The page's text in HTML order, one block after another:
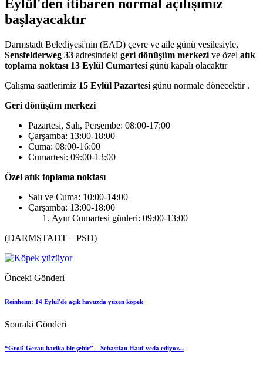
Eylül'den itibaren normal açılışımız
başlayacaktır
Darmstadt Belediyesi'nin (EAD) çevre ve aile günü vesilesiyle,
Sensfelderweg 33 adresindeki geri dönüşüm merkezi ve özel atık
toplama noktası 13 Eylül Cumartesi günü kapalı olacaktır
Çalışma saatlerimiz 15 Eylül Pazartesi günü normale dönecektir .
Geri dönüşüm merkezi
Pazartesi, Salı, Perşembe: 08:00-17:00
Çarşamba: 13:00-18:00
Cuma: 08:00-16:00
Cumartesi: 09:00-13:00
Özel atık toplama noktası
Salı ve Cuma: 10:00-14:00
Çarşamba: 13:00-18:00
Ayın Cumartesi günleri: 09:00-13:00
(DARMSTADT – PSD)
Önceki Gönderi
Reinheim: 14 Eylül'de açık havuzda yüzen köpek
Sonraki Gönderi
“Groß-Gerau harika bir şehir” – Sebastian Hauf veda ediyor...